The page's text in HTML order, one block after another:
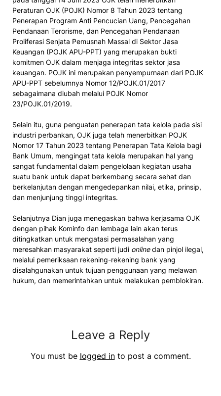
Peraturan OJK (POJK) Nomor 8 Tahun 2023 tentang
Penerapan Program Anti Pencucian Uang, Pencegahan
Pendanaan Terorisme, dan Pencegahan Pendanaan
Proliferasi Senjata Pemusnah Massal di Sektor Jasa
Keuangan (POJK APU-PPT) yang merupakan bukti
komitmen OJK dalam menjaga integritas sektor jasa
keuangan. POJK ini merupakan penyempurnaan dari POJK
APU-PPT sebelumnya Nomor 12/POJK.01/2017
sebagaimana diubah melalui POJK Nomor
23/POJK.01/2019.
Selain itu, guna penguatan penerapan tata kelola pada sisi
industri perbankan, OJK juga telah menerbitkan POJK
Nomor 17 Tahun 2023 tentang Penerapan Tata Kelola bagi
Bank Umum, mengingat tata kelola merupakan hal yang
sangat fundamental dalam pengelolaan kegiatan usaha
suatu bank untuk dapat berkembang secara sehat dan
berkelanjutan dengan mengedepankan nilai, etika, prinsip,
dan menjunjung tinggi integritas.
Selanjutnya Dian juga menegaskan bahwa kerjasama OJK
dengan pihak Kominfo dan lembaga lain akan terus
ditingkatkan untuk mengatasi permasalahan yang
meresahkan masyarakat seperti judi onlinedan pinjol ilegal,
melalui pemeriksaan rekening-rekening bank yang
disalahgunakan untuk tujuan penggunaan yang melawan
hukum, dan memerintahkan untuk melakukan pemblokiran.
Leave a Reply
You must be logged into post a comment.